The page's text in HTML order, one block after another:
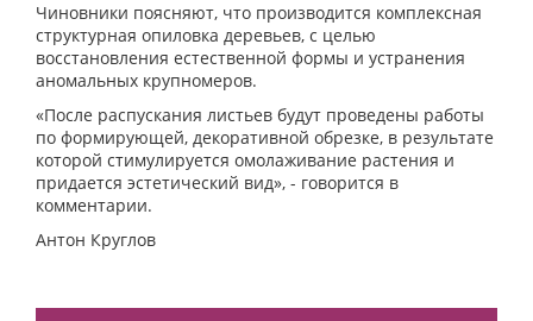
Чиновники поясняют, что производится комплексная
структурная опиловка деревьев, с целью
восстановления естественной формы и устранения
аномальных крупномеров.
«После распускания листьев будут проведены работы
по формирующей, декоративной обрезке, в результате
которой стимулируется омолаживание растения и
придается эстетический вид», - говорится в
комментарии.
Антон Круглов